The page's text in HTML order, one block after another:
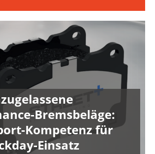
Bremsbeläge:
Kompetenz für
Einsatz